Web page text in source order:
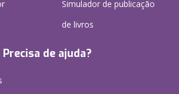
Simulador de publicação
de livros
Precisa de ajuda?